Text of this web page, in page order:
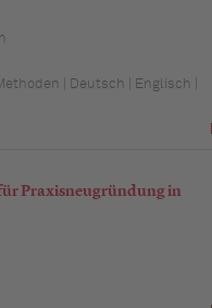
| Deutsch | Englisch |
Praxisneugründung in